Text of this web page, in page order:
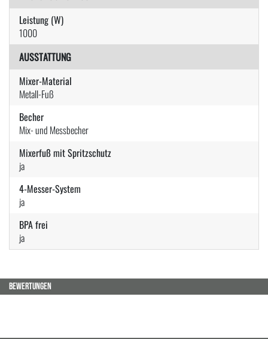
Leistung (W)
1000
AUSSTATTUNG
Mixer-Material
Metall-Fuß
Becher
Mix- und Messbecher
Mixerfuß mit Spritzschutz
ja
4-Messer-System
ja
BPA frei
ja
BEWERTUNGEN